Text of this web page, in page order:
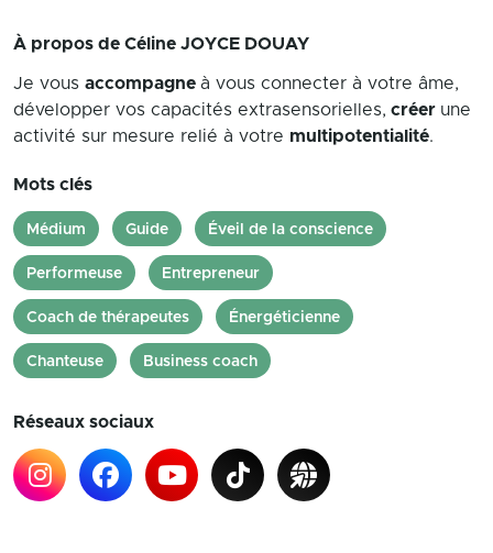
À propos de Céline JOYCE DOUAY
Je vous accompagne à vous connecter à votre âme,
développer vos capacités extrasensorielles, créer une
activité sur mesure relié à votre multipotentialité.
Mots clés
Médium Guide Éveil de la conscience
Performeuse Entrepreneur
Coach de thérapeutes Énergéticienne
Chanteuse Business coach
Réseaux sociaux